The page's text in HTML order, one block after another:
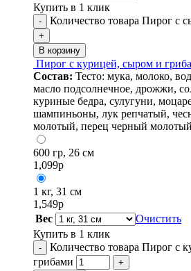
Купить в 1 клик
- Количество товара Пирог с
+
В корзину
Пирог с курицей, сыром и
Состав: Тесто: мука, молоко,
масло подсолнечное, дрожжи,
куриные бедра, сулугуни,
шампиньоны, лук репчатый,
молотый, перец черный
600 гр, 26 см
1,099р
1 кг, 31 см
1,549р
Вес
Очистить
Купить в 1 клик
-
Количество товара Пирог с
грибами
+